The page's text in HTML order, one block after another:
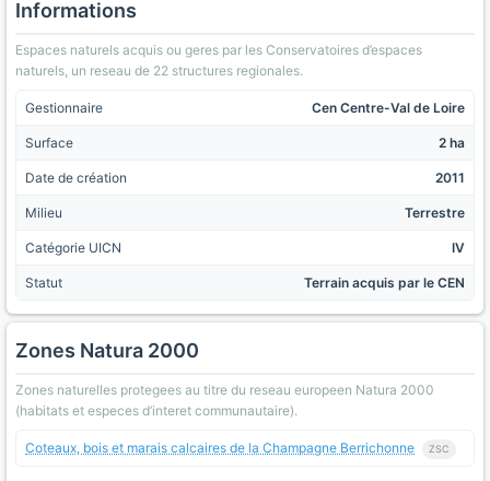
Informations
Espaces naturels acquis ou geres par les Conservatoires d’espaces
naturels, un reseau de 22 structures regionales.
Gestionnaire Cen Centre-Val de Loire
Surface 2 ha
Date de création 2011
Milieu Terrestre
Catégorie UICN IV
Statut Terrain acquis par le CEN
Zones Natura 2000
Zones naturelles protegees au titre du reseau europeen Natura 2000
(habitats et especes d’interet communautaire).
Coteaux, bois et marais calcaires de la Champagne Berrichonne ZSC